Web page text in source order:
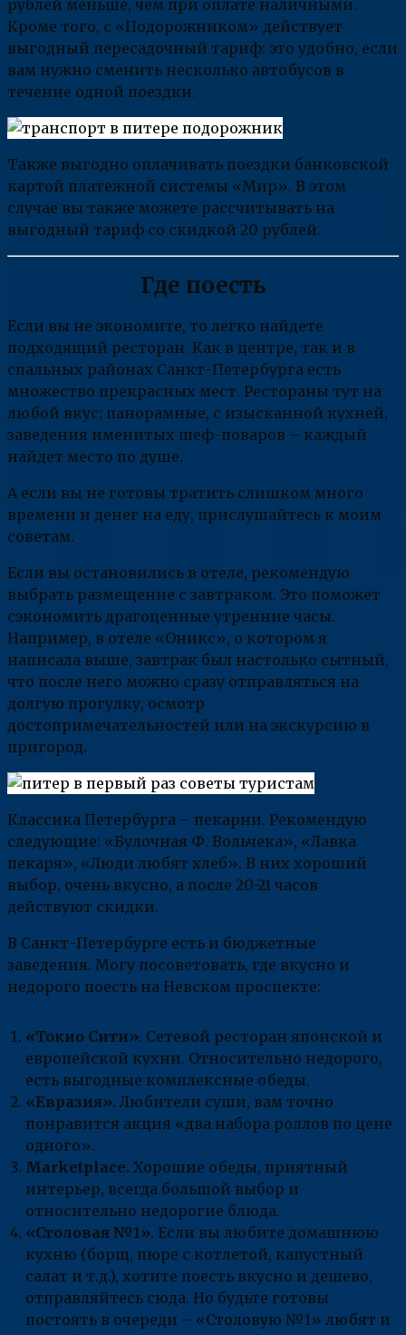
рублей меньше, чем при оплате наличными.
Кроме того, с «Подорожником» действует
выгодный пересадочный тариф: это удобно, если
вам нужно сменить несколько автобусов в
течение одной поездки.
Также выгодно оплачивать поездки банковской
картой платежной системы «Мир». В этом
случае вы также можете рассчитывать на
выгодный тариф со скидкой 20 рублей.
Где поесть
Если вы не экономите, то легко найдете
подходящий ресторан. Как в центре, так и в
спальных районах Санкт-Петербурга есть
множество прекрасных мест. Рестораны тут на
любой вкус: панорамные, с изысканной кухней,
заведения именитых шеф-поваров – каждый
найдет место по душе.
А если вы не готовы тратить слишком много
времени и денег на еду, прислушайтесь к моим
советам.
Если вы остановились в отеле, рекомендую
выбрать размещение с завтраком. Это поможет
сэкономить драгоценные утренние часы.
Например, в отеле «Оникс», о котором я
написала выше, завтрак был настолько сытный,
что после него можно сразу отправляться на
долгую прогулку, осмотр
достопримечательностей или на экскурсию в
пригород.
Классика Петербурга – пекарни. Рекомендую
следующие: «Булочная Ф. Вольчека», «Лавка
пекаря», «Люди любят хлеб». В них хороший
выбор, очень вкусно, а после 20-21 часов
действуют скидки.
В Санкт-Петербурге есть и бюджетные
заведения. Могу посоветовать, где вкусно и
недорого поесть на Невском проспекте:
«Токио Сити». Сетевой ресторан японской и
европейской кухни. Относительно недорого,
есть выгодные комплексные обеды.
«Евразия». Любители суши, вам точно
понравится акция «два набора роллов по цене
одного».
Marketplace. Хорошие обеды, приятный
интерьер, всегда большой выбор и
относительно недорогие блюда.
«Столовая №1». Если вы любите домашнюю
кухню (борщ, пюре с котлетой, капустный
салат и т.д.), хотите поесть вкусно и дешево,
отправляйтесь сюда. Но будьте готовы
постоять в очереди – «Столовую №1» любят и